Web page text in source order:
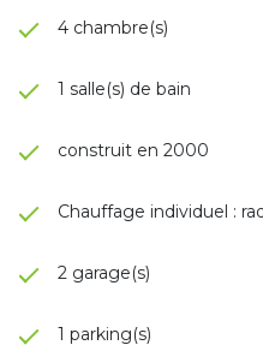
4 chambre(s)
1 salle(s) de bain
construit en 2000
Chauffage individuel :
2 garage(s)
1 parking(s)